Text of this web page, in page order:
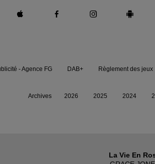
La Vie En
- Agence FG DAB+ Règlement des jeux
Archives 2026 2025 2024